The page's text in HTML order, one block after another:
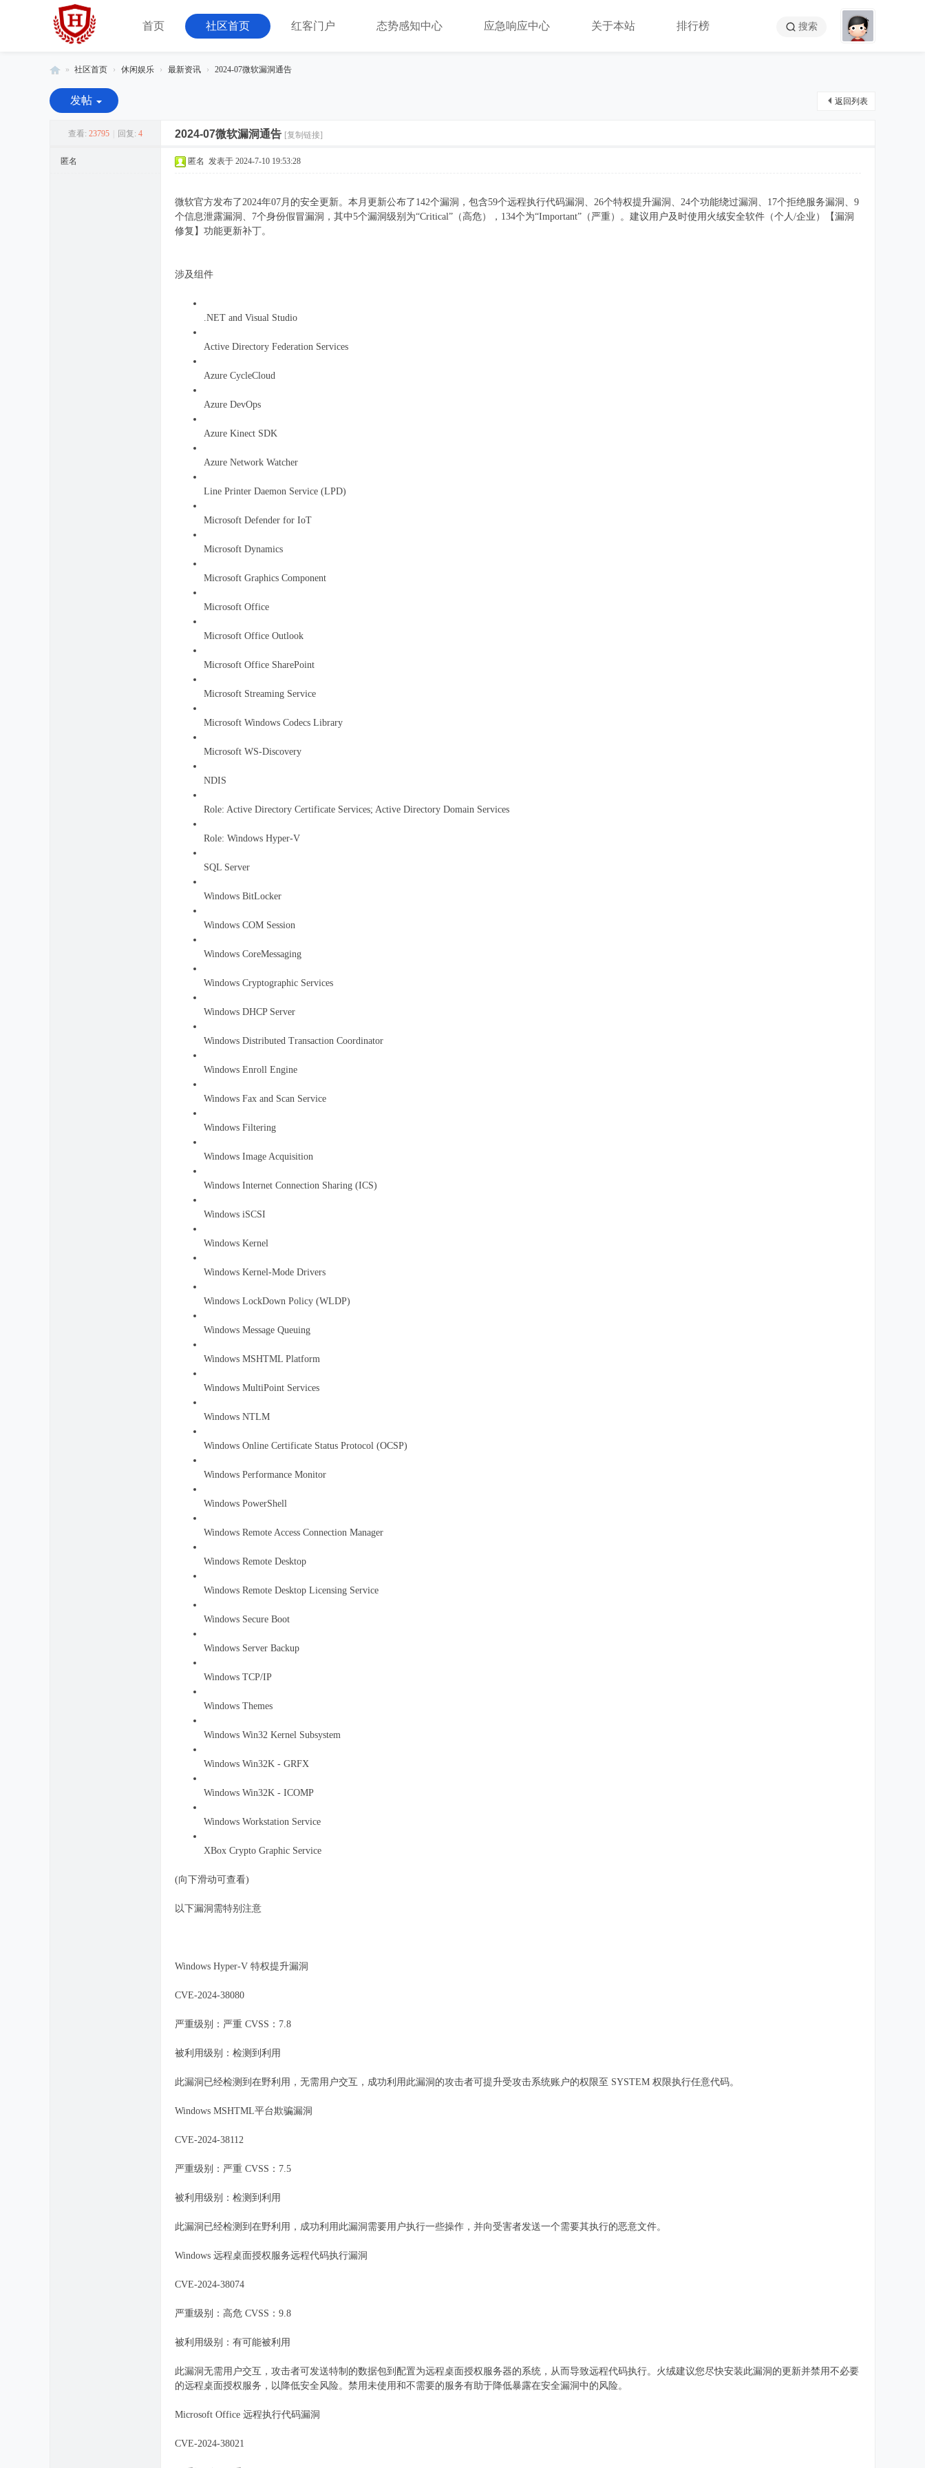
首页 社区首页 红客门户 态势感知中心 应急响应中心 关于本站 排行榜 搜索
红
客
» 社区首页 › 休闲娱乐 › 最新资讯 › 2024-07微软漏洞通告
返回列表
发帖
查看: 23795 回复: 4 2024-07微软漏洞通告 [复制链接]
匿名 匿名 发表于 2024-7-10 19:53:28
微软官方发布了2024年07月的安全更新。本月更新公布了142个漏洞，包含59个远程执行代码漏洞、26个特权提升漏洞、24个功能绕过漏洞、17个拒绝服务漏洞、9
个信息泄露漏洞、7个身份假冒漏洞，其中5个漏洞级别为“Critical”（高危），134个为“Important”（严重）。建议用户及时使用火绒安全软件（个人/企业）【漏洞
修复】功能更新补丁。
涉及组件
.NET and Visual Studio
Active Directory Federation Services
Azure CycleCloud
Azure DevOps
Azure Kinect SDK
Azure Network Watcher
Line Printer Daemon Service (LPD)
Microsoft Defender for IoT
Microsoft Dynamics
Microsoft Graphics Component
Microsoft Office
Microsoft Office Outlook
Microsoft Office SharePoint
Microsoft Streaming Service
Microsoft Windows Codecs Library
Microsoft WS-Discovery
NDIS
Role: Active Directory Certificate Services; Active Directory Domain Services
Role: Windows Hyper-V
SQL Server
Windows BitLocker
Windows COM Session
Windows CoreMessaging
Windows Cryptographic Services
Windows DHCP Server
Windows Distributed Transaction Coordinator
Windows Enroll Engine
Windows Fax and Scan Service
Windows Filtering
Windows Image Acquisition
Windows Internet Connection Sharing (ICS)
Windows iSCSI
Windows Kernel
Windows Kernel-Mode Drivers
Windows LockDown Policy (WLDP)
Windows Message Queuing
Windows MSHTML Platform
Windows MultiPoint Services
Windows NTLM
Windows Online Certificate Status Protocol (OCSP)
Windows Performance Monitor
Windows PowerShell
Windows Remote Access Connection Manager
Windows Remote Desktop
Windows Remote Desktop Licensing Service
Windows Secure Boot
Windows Server Backup
Windows TCP/IP
Windows Themes
Windows Win32 Kernel Subsystem
Windows Win32K - GRFX
Windows Win32K - ICOMP
Windows Workstation Service
XBox Crypto Graphic Service
(向下滑动可查看)
以下漏洞需特别注意
Windows Hyper-V 特权提升漏洞
CVE-2024-38080
严重级别：严重 CVSS：7.8
被利用级别：检测到利用
此漏洞已经检测到在野利用，无需用户交互，成功利用此漏洞的攻击者可提升受攻击系统账户的权限至 SYSTEM 权限执行任意代码。
Windows MSHTML平台欺骗漏洞
CVE-2024-38112
严重级别：严重 CVSS：7.5
被利用级别：检测到利用
此漏洞已经检测到在野利用，成功利用此漏洞需要用户执行一些操作，并向受害者发送一个需要其执行的恶意文件。
Windows 远程桌面授权服务远程代码执行漏洞
CVE-2024-38074
严重级别：高危 CVSS：9.8
被利用级别：有可能被利用
此漏洞无需用户交互，攻击者可发送特制的数据包到配置为远程桌面授权服务器的系统，从而导致远程代码执行。火绒建议您尽快安装此漏洞的更新并禁用不必要
的远程桌面授权服务，以降低安全风险。禁用未使用和不需要的服务有助于降低暴露在安全漏洞中的风险。
Microsoft Office 远程执行代码漏洞
CVE-2024-38021